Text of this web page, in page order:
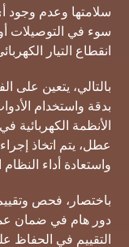
سلامتها وعدم وجود
سوء في التوصيلات
انقطاع التيار
بالتالي، يتعين على
بدقة واستخدام
الأنظمة
عطل، يتم اتخاذ
واستعادة أداء
باختصار، فحص
دور هام في ضمان
التقييم في الحفاظ